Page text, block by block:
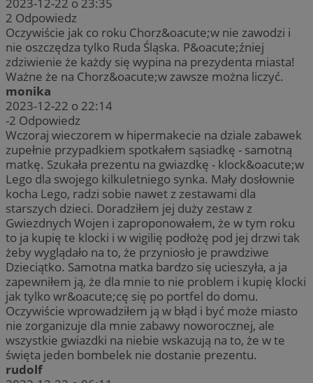
2023-12-22 o 23:35
2 Odpowiedz
Oczywiście jak co roku Chorz&oacute;w nie zawodzi i
nie oszczędza tylko Ruda Śląska. P&oacute;źniej
zdziwienie że każdy się wypina na prezydenta miasta!
Ważne że na Chorz&oacute;w zawsze można liczyć.
monika
2023-12-22 o 22:14
-2 Odpowiedz
Wczoraj wieczorem w hipermakecie na dziale zabawek
zupełnie przypadkiem spotkałem sąsiadkę - samotną
matkę. Szukała prezentu na gwiazdkę - klock&oacute;w
Lego dla swojego kilkuletniego synka. Mały dosłownie
kocha Lego, radzi sobie nawet z zestawami dla
starszych dzieci. Doradziłem jej duży zestaw z
Gwiezdnych Wojen i zaproponowałem, że w tym roku
to ja kupię te klocki i w wigilię podłożę pod jej drzwi tak
żeby wyglądało na to, że przyniosło je prawdziwe
Dzieciątko. Samotna matka bardzo się ucieszyła, a ja
zapewniłem ją, że dla mnie to nie problem i kupię klocki
jak tylko wr&oacute;cę się po portfel do domu.
Oczywiście wprowadziłem ją w błąd i być może miasto
nie zorganizuje dla mnie zabawy noworocznej, ale
wszystkie gwiazdki na niebie wskazują na to, że w te
święta jeden bombelek nie dostanie prezentu.
rudolf